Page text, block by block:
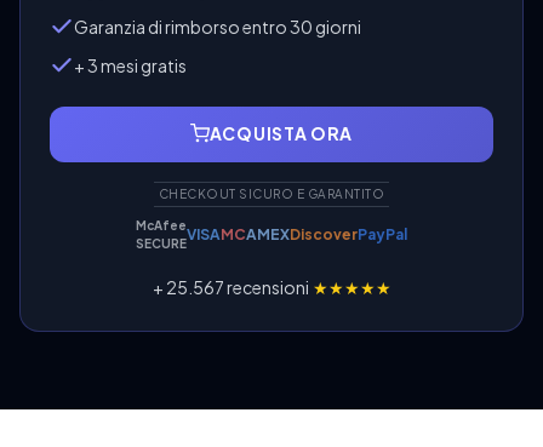
Garanzia di rimborso entro 30 giorni
+ 3 mesi gratis
ACQUISTA ORA
CHECKOUT SICURO E GARANTITO
McAfee
SECUREVISAMCAMEXDiscoverPayPal
+ 25.567 recensioni ★★★★★